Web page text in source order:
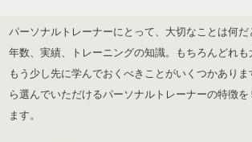
パーソナルトレーナーにとって、大切なことは何
年数、実績、トレーニングの知識。もちろんどれも
もう少し先に学んでおくべきことがいくつかあり
ら選んでいただけるパーソナルトレーナーの特徴を
ます。